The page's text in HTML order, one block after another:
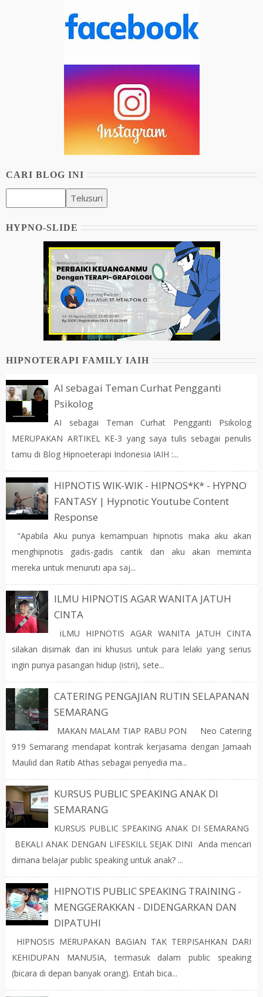
CARI BLOG INI
HYPNO-SLIDE
HIPNOTERAPI FAMILY IAIH
AI sebagai Teman Curhat Pengganti
Psikolog
AI sebagai Teman Curhat Pengganti Psikolog
MERUPAKAN ARTIKEL KE-3 yang saya tulis sebagai penulis
tamu di Blog Hipnoeterapi Indonesia IAIH :...
HIPNOTIS WIK-WIK - HIPNOS*K* - HYPNO
FANTASY | Hypnotic Youtube Content
Response
"Apabila Aku punya kemampuan hipnotis maka aku akan
menghipnotis gadis-gadis cantik dan aku akan meminta
mereka untuk menuruti apa saj...
ILMU HIPNOTIS AGAR WANITA JATUH
CINTA
iLMU HIPNOTIS AGAR WANITA JATUH CINTA
silakan disimak dan ini khusus untuk para lelaki yang serius
ingin punya pasangan hidup (istri), sete...
CATERING PENGAJIAN RUTIN SELAPANAN
SEMARANG
MAKAN MALAM TIAP RABU PON Neo Catering
919 Semarang mendapat kontrak kerjasama dengan Jamaah
Maulid dan Ratib Athas sebagai penyedia ma...
KURSUS PUBLIC SPEAKING ANAK DI
SEMARANG
KURSUS PUBLIC SPEAKING ANAK DI SEMARANG
BEKALI ANAK DENGAN LIFESKILL SEJAK DINI Anda mencari
dimana belajar public speaking untuk anak? ...
HIPNOTIS PUBLIC SPEAKING TRAINING -
MENGGERAKKAN - DIDENGARKAN DAN
DIPATUHI
HIPNOSIS MERUPAKAN BAGIAN TAK TERPISAHKAN DARI
KEHIDUPAN MANUSIA, termasuk dalam public speaking
(bicara di depan banyak orang). Entah bica...